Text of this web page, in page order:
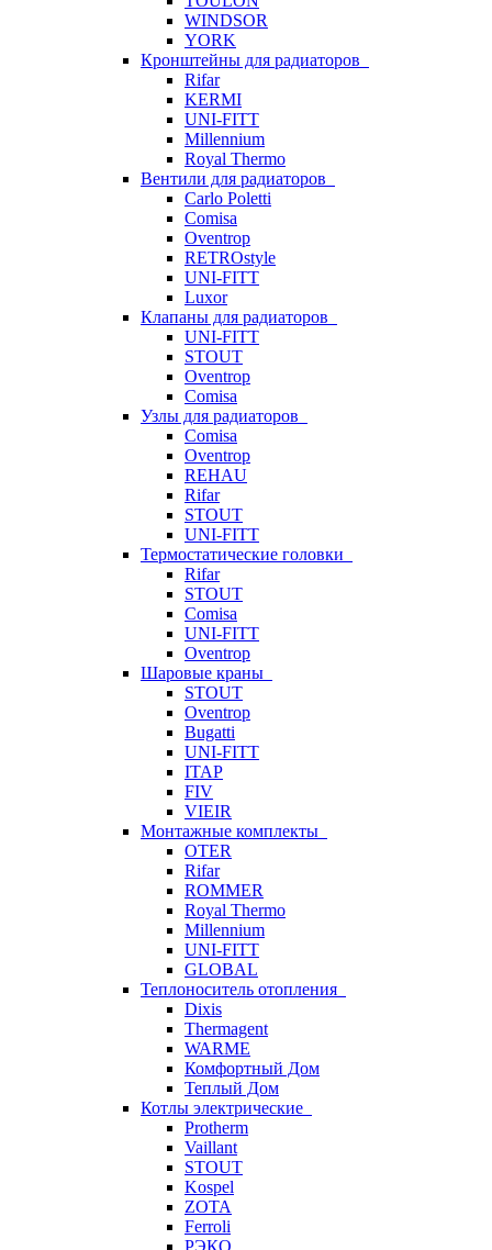
WINDSOR
YORK
Кронштейны для радиаторов
Rifar
KERMI
UNI-FITT
Millennium
Royal Thermo
Вентили для радиаторов
Carlo Poletti
Comisa
Oventrop
RETROstyle
UNI-FITT
Luxor
Клапаны для радиаторов
UNI-FITT
STOUT
Oventrop
Comisa
Узлы для радиаторов
Comisa
Oventrop
REHAU
Rifar
STOUT
UNI-FITT
Термостатические головки
Rifar
STOUT
Comisa
UNI-FITT
Oventrop
Шаровые краны
STOUT
Oventrop
Bugatti
UNI-FITT
ITAP
FIV
VIEIR
Монтажные комплекты
OTER
Rifar
ROMMER
Royal Thermo
Millennium
UNI-FITT
GLOBAL
Теплоноситель отопления
Dixis
Thermagent
WARME
Комфортный Дом
Теплый Дом
Котлы электрические
Protherm
Vaillant
STOUT
Kospel
ZOTA
Ferroli
РЭКО